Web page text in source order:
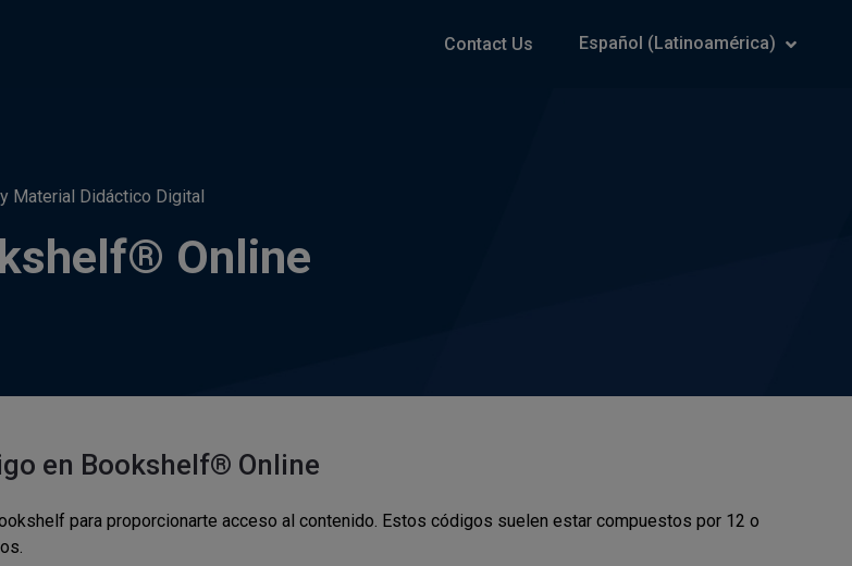
Contact Us Español (Latinoamérica)
Material Didáctico Digital
Online
en Bookshelf® Online
para proporcionarte acceso al contenido. Estos códigos suelen estar compuestos por 12 o